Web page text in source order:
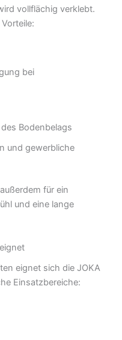
vollflächig verklebt.
bei
Bodenbelags
und gewerbliche
für ein
und eine lange
eignet sich die JOKA
Einsatzbereiche: